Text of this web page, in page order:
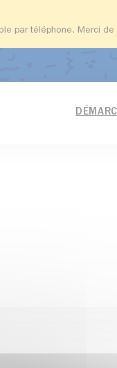
par téléphone. Merci de